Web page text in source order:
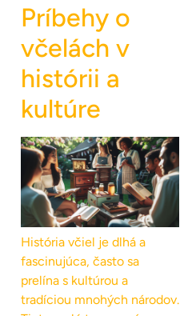
Príbehy o
včelách v
histórii a
kultúre
História včiel je dlhá a
fascinujúca, často sa
prelína s kultúrou a
tradíciou mnohých národov.